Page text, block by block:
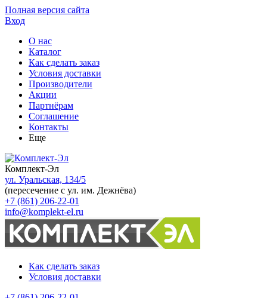
Полная версия сайта
Вход
О нас
Каталог
Как сделать заказ
Условия доставки
Производители
Акции
Партнёрам
Соглашение
Контакты
Еще
Комплект-Эл
ул. Уральская, 134/5
(пересечение с ул. им. Дежнёва)
+7 (861) 206-22-01
info@komplekt-el.ru
Как сделать заказ
Условия доставки